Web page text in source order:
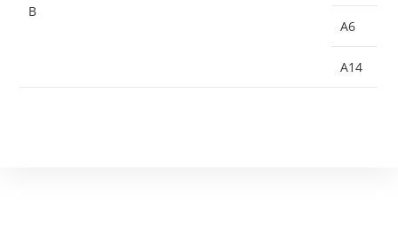
B
A6
A14